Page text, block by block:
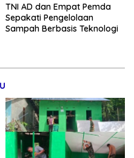
TNI AD dan Empat Pemda
Sepakati Pengelolaan
Sampah Berbasis Teknologi